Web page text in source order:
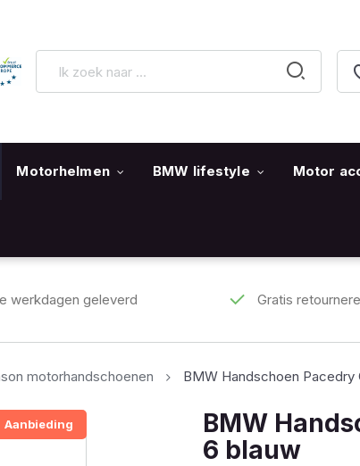
Motorhelmen BMW lifestyle Motor
werkdagen geleverd Gratis
motorhandschoenen BMW Handschoen Pacedry
Aanbieding
BMW
6 blauw